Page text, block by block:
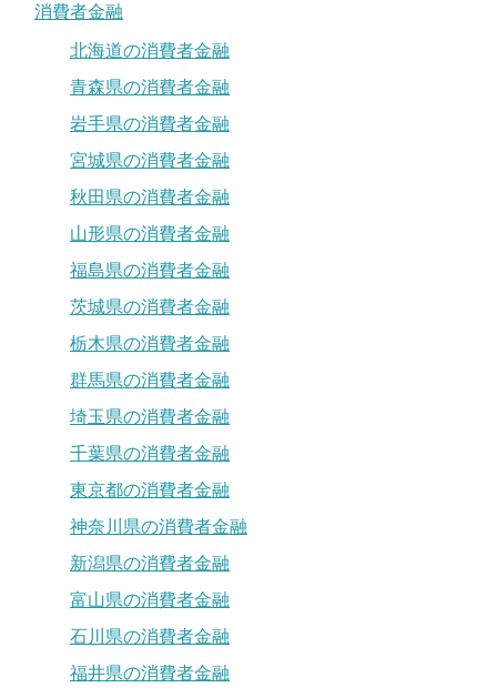
消費者金融
北海道の消費者金融
青森県の消費者金融
岩手県の消費者金融
宮城県の消費者金融
秋田県の消費者金融
山形県の消費者金融
福島県の消費者金融
茨城県の消費者金融
栃木県の消費者金融
群馬県の消費者金融
埼玉県の消費者金融
千葉県の消費者金融
東京都の消費者金融
神奈川県の消費者金融
新潟県の消費者金融
富山県の消費者金融
石川県の消費者金融
福井県の消費者金融